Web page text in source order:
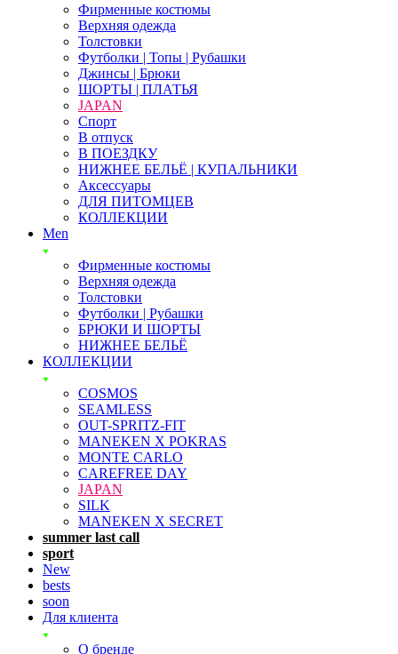
Фирменные костюмы
Верхняя одежда
Толстовки
Футболки | Топы | Рубашки
Джинсы | Брюки
ШОРТЫ | ПЛАТЬЯ
JAPAN
Спорт
В отпуск
В ПОЕЗДКУ
НИЖНЕЕ БЕЛЬЁ | КУПАЛЬНИКИ
Аксессуары
ДЛЯ ПИТОМЦЕВ
КОЛЛЕКЦИИ
Men
Фирменные костюмы
Верхняя одежда
Толстовки
Футболки | Рубашки
БРЮКИ И ШОРТЫ
НИЖНЕЕ БЕЛЬЁ
КОЛЛЕКЦИИ
COSMOS
SEAMLESS
OUT-SPRITZ-FIT
MANEKEN X POKRAS
MONTE CARLO
CAREFREE DAY
JAPAN
SILK
MANEKEN X SECRET
summer last call
sport
New
bests
soon
Для клиента
О бренде